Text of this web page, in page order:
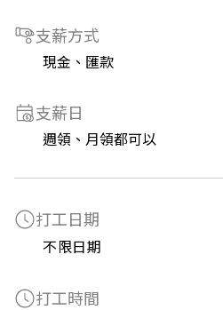
支薪方式
現金、匯款
支薪日
週領、月領都可以
打工日期
不限日期
打工時間